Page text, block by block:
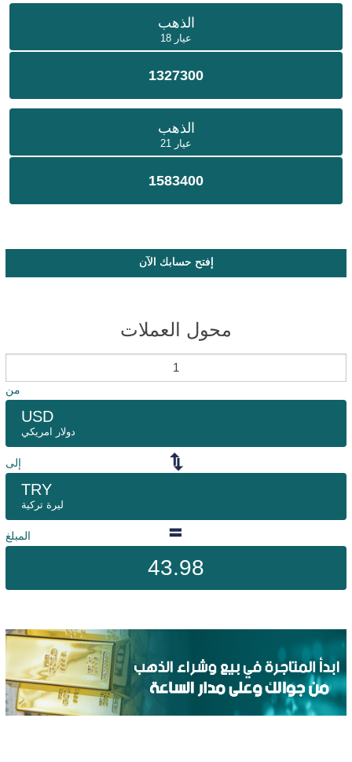
الذهب
عيار 18
1327300
الذهب
عيار 21
1583400
إفتح حسابك الآن
محول العملات
من
USD
دولار امريكي
إلى
TRY
ليرة تركية
المبلغ
43.98